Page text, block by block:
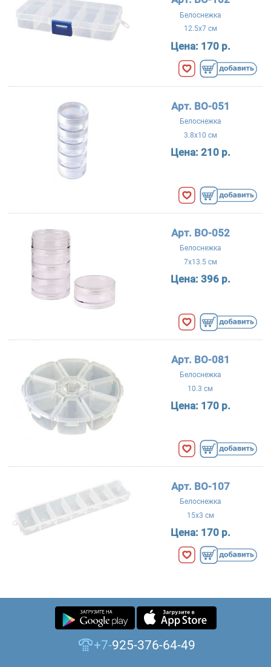
Белоснежка
12.5x7 см
Цена: 170 р.
Арт. BO-051
Белоснежка
3.8x10 см
Цена: 210 р.
Арт. BO-052
Белоснежка
7x13.5 см
Цена: 396 р.
Арт. BO-081
Белоснежка
10.3 см
Цена: 170 р.
Арт. BO-107
Белоснежка
15x3 см
Цена: 170 р.
+7-925-376-64-49